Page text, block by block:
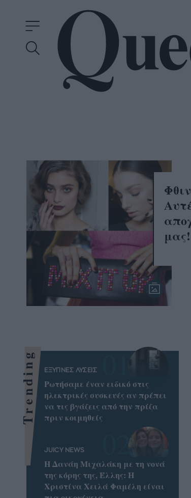
μας!
Trending ΕΞΥΠΝΕΣ ΛΥΣΕΙΣ
Ρωτήσαμε έναν ειδικό στις
ηλεκτρικές συσκευές αν πρέπει
να τις βγάζεις από την πρίζα
πριν κοιμηθείς
JUICY NEWS
Η Δανάη Μιχαλάκη με τη νονά
της κόρης της, Έλλης: Η
Χριστίνα Χειλά Φαμέλη είναι